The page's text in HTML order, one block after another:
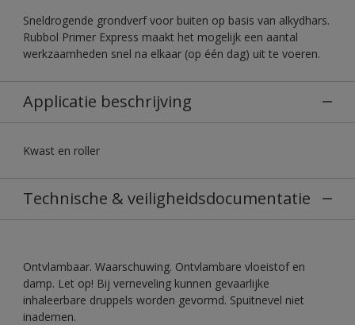
Sneldrogende grondverf voor buiten op basis van alkydhars.
Rubbol Primer Express maakt het mogelijk een aantal
werkzaamheden snel na elkaar (op één dag) uit te voeren.
Applicatie beschrijving
Kwast en roller
Technische & veiligheidsdocumentatie
Ontvlambaar. Waarschuwing. Ontvlambare vloeistof en
damp. Let op! Bij verneveling kunnen gevaarlijke
inhaleerbare druppels worden gevormd. Spuitnevel niet
inademen.